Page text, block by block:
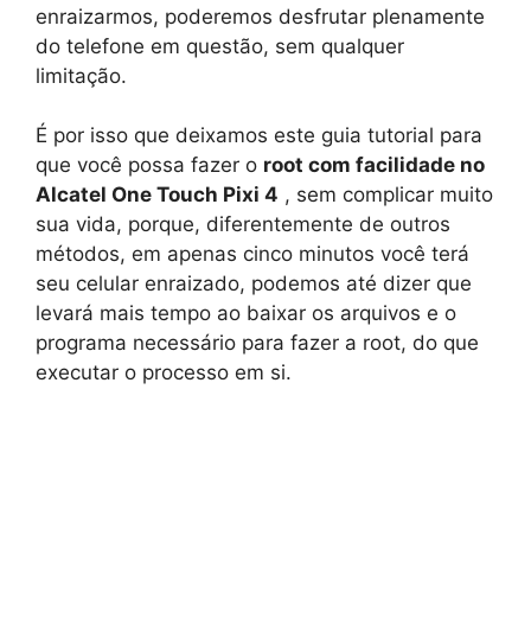
enraizarmos, poderemos desfrutar plenamente
do telefone em questão, sem qualquer
limitação.
É por isso que deixamos este guia tutorial para
que você possa fazer o root com facilidade no
Alcatel One Touch Pixi 4 , sem complicar muito
sua vida, porque, diferentemente de outros
métodos, em apenas cinco minutos você terá
seu celular enraizado, podemos até dizer que
levará mais tempo ao baixar os arquivos e o
programa necessário para fazer a root, do que
executar o processo em si.